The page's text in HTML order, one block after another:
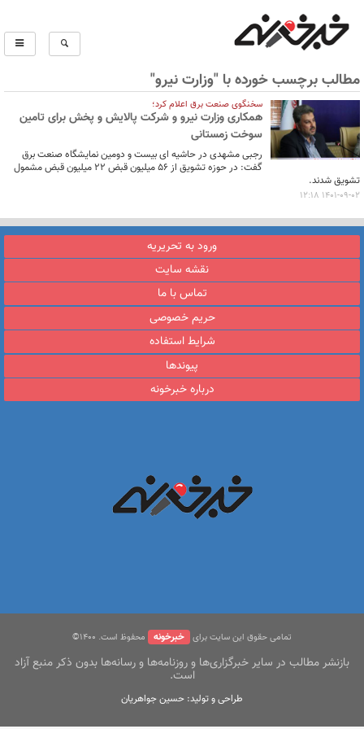
مطالب برچسب خورده با "وزارت نیرو"
سخنگوی صنعت برق اعلام کرد؛
همکاری وزارت نیرو و شرکت پالایش و پخش برای تامین
سوخت زمستانی
رجبی مشهدی در حاشیه ای بیست و دومین نمایشگاه صنعت برق
گفت: در حوزه تشویق از 56 میلیون قبض 22 میلیون قبض مشمول
تشویق شدند.
1401-09-02 12:18
ورود به تحریریه
نقشه سایت
تماس با ما
حریم خصوصی
شرایط استفاده
پیوندها
درباره خبرخونه
تمامی حقوق این سایت برای خبرخونه محفوظ است. ۱400©
بازنشر مطالب در سایر خبرگزاری‌ها و روزنامه‌ها و رسانه‌ها بدون ذکر منبع آزاد
است.
طراحی و تولید: حسین جواهریان